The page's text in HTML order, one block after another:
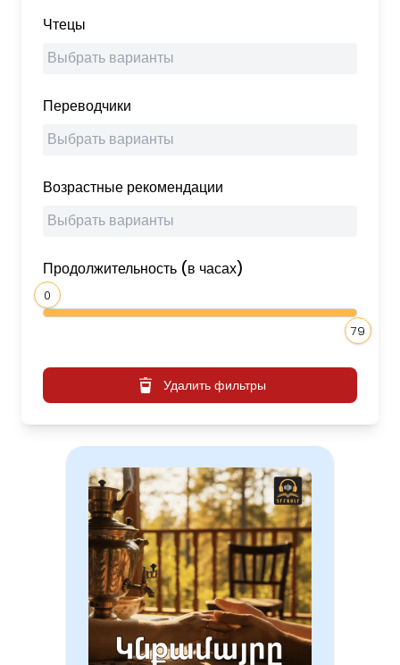
Чтецы
Переводчики
Возрастные рекомендации
Продолжительность (в часах)
0
79
Удалить фильтры